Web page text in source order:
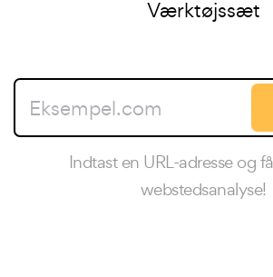
Værktøjssæt
Indtast en URL-adresse og
webstedsanalyse!